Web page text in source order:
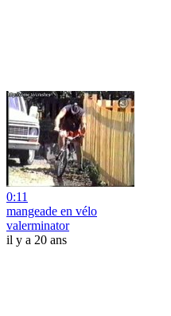
0:11
mangeade en vélo
valerminator
il y a 20 ans